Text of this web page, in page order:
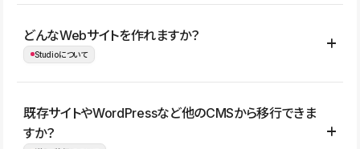
どんなWebサイトを作れますか？
Studioについて
コーポレートサイト、サービスサイト、LP、採用サイト、ブロ
グ・メディア、イベントサイト、店舗・商品紹介サイト、ポートフ
既存サイトやWordPressなど他のCMSから移行できま
すか？